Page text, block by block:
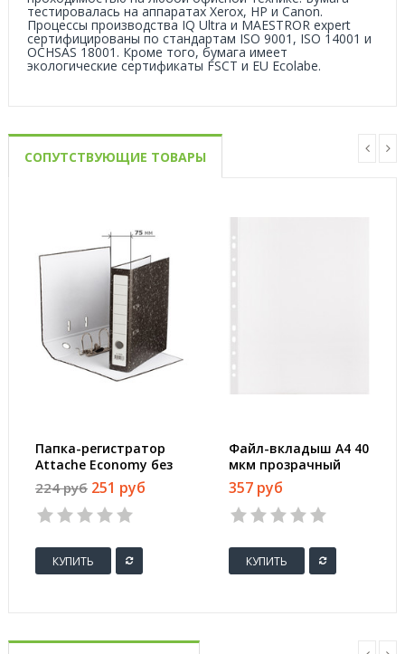
тестировалась на аппаратах Xerox, HP и Canon.
Процессы производства IQ Ultra и MAESTROR expert
сертифицированы по стандартам ISO 9001, ISO 14001 и
OCHSAS 18001. Кроме того, бумага имеет
экологические сертификаты FSCT и EU Ecolabe.
СОПУТСТВУЮЩИЕ ТОВАРЫ
Папка-регистратор
Attache Economy без
уголка 75 мм черная
224 руб 251 руб
КУПИТЬ
Файл-вкладыш А4 40
мкм прозрачный
гладкий 100 штук в
упаковке
357 руб
КУПИТЬ